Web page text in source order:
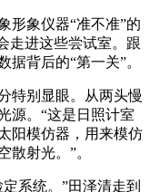
象仪器“准不准”的
走进这些尝试室。跟
背后的“第一关”。
别显眼。从两头慢
源。“这是日照计室
阳模仿器，用来模仿
散射光。”。
系统。”田泽清走到